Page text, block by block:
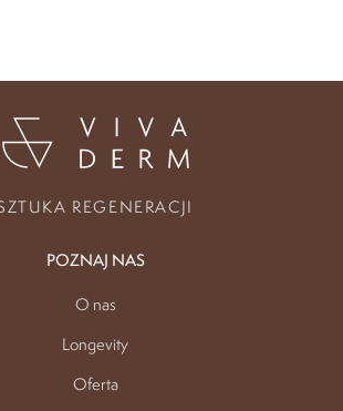
REGENERACJI
POZNAJ NAS
O nas
Longevity
Oferta